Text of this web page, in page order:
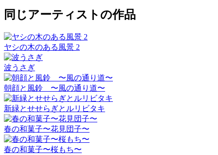
同じアーティストの作品
ヤシの木のある風景 2
波うさぎ
朝顔と風鈴 〜風の通り道〜
新緑とせせらぎとルリビタキ
春の和菓子〜花見団子〜
春の和菓子〜桜もち〜